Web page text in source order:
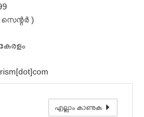
)
എല്ലാം കാണുക
ടൂറിസം